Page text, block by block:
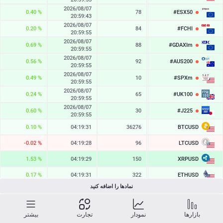
#ESX50
6545.4
78
2026/08/07
20:59:43
0.40 %
#FCHI
8729.7
84
2026/08/07
20:59:55
0.20 %
#GDAXIm
26376.6
88
2026/08/07
20:59:55
0.69 %
#AUS200
9297.8
92
2026/08/07
20:59:55
0.56 %
#SPXm
7761.6
10
2026/08/07
20:59:55
0.49 %
#UK100
10904.7
65
2026/08/07
20:59:55
0.24 %
#J225
66268
30
2026/08/07
20:59:55
0.60 %
BTCUSD
64970.279
36276
04:19:31
0.10 %
LTCUSD
45.543
96
04:19:28
-0.02 %
XRPUSD
1.03675
150
04:19:29
1.53 %
ETHUSD
1916.486
322
04:19:31
0.17 %
04:19:30
SOLUSD
74.66
11
04:19:31
1.35 %
2026/08/07
نمادها را اضافه کنید
بازارها نمودار تجارت بیشتر